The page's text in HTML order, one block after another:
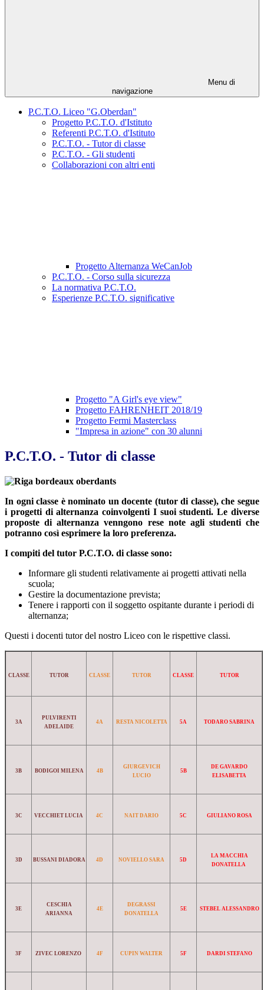
Menu di
navigazione
P.C.T.O. Liceo "G.Oberdan"
Progetto P.C.T.O. d'Istituto
Referenti P.C.T.O. d'Istituto
P.C.T.O. - Tutor di classe
P.C.T.O. - Gli studenti
Collaborazioni con altri enti
Progetto Alternanza WeCanJob
P.C.T.O. - Corso sulla sicurezza
La normativa P.C.T.O.
Esperienze P.C.T.O. significative
Progetto "A Girl's eye view"
Progetto FAHRENHEIT 2018/19
Progetto Fermi Masterclass
"Impresa in azione" con 30 alunni
P.C.T.O. - Tutor di classe
In ogni classe è nominato un docente (tutor di classe), che segue
i progetti di alternanza coinvolgenti I suoi studenti. Le diverse
proposte di alternanza venngono rese note agli studenti che
potranno così esprimere la loro preferenza.
I compiti del tutor P.C.T.O. di classe sono:
Informare gli studenti relativamente ai progetti attivati nella
scuola;
Gestire la documentazione prevista;
Tenere i rapporti con il soggetto ospitante durante i periodi di
alternanza;
Questi i docenti tutor del nostro Liceo con le rispettive classi.
CLASSE TUTOR CLASSE TUTOR CLASSE TUTOR
3A
PULVIRENTI
ADELAIDE
4A RESTA NICOLETTA 5A TODARO SABRINA
3B BODIGOI MILENA 4B
GIURGEVICH
LUCIO
5B
DE GAVARDO
ELISABETTA
3C VECCHIET LUCIA 4C NAIT DARIO 5C GIULIANO ROSA
3D BUSSANI DIADORA 4D NOVIELLO SARA 5D
LA MACCHIA
DONATELLA
3E
CESCHIA
ARIANNA
4E
DEGRASSI
DONATELLA
5E STEBEL ALESSANDRO
3F ZIVEC LORENZO 4F CUPIN WALTER 5F DARDI STEFANO